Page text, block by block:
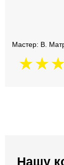
Мастер: В.
Нашу